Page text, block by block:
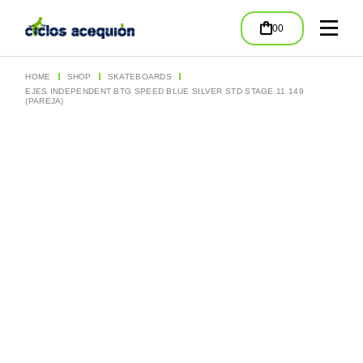
00
HOME SHOP
SKATEBOARDS
EJES INDEPENDENT BTG SPEED BLUE SILVER STD STAGE 11 149
(PAREJA)